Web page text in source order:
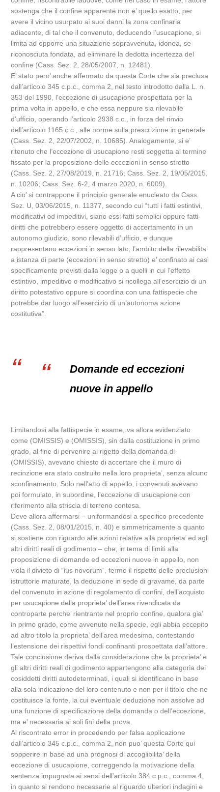
sostenga che il confine apparente non e’ quello esatto, per
avere il vicino usurpato ai suoi danni la zona confinaria
adiacente, di tal che il convenuto, deducendo l’usucapione, si
limita ad opporre una situazione sopravvenuta, idonea, se
riconosciuta fondata, ad eliminare la dedotta incertezza del
confine (Cass. Sez. 2, 28/05/2007, n. 12481).
E’ stato pero’ anche affermato da questa Corte che sia preclusa
dall’articolo 345 c.p.c., comma 2, nel testo introdotto dalla L. n.
353 del 1990, l’eccezione di usucapione prospettata per la
prima volta in appello, e che essa neppure sia rilevabile
d’ufficio, operando l’articolo 2938 c.c., in forza del rinvio
dell’articolo 1165 c.c., alle norme sulla prescrizione in generale
(Cass. Sez. 2, 22/07/2002, n. 10685). Analogamente, si e’
ritenuto che l’eccezione di usucapione resti soggetta al termine
fissato per la proposizione delle eccezioni in senso stretto
(Cass. Sez. 2, 27/08/2019, n. 21716; Cass. Sez. 2, 19/05/2015,
n. 10206; Cass. Sez. 6-2, 4 marzo 2020, n. 6009).
A cio’ si contrappone il principio generale enucleato da Cass.
Sez. U, 03/06/2015, n. 11377, secondo cui “tutti i fatti estintivi,
modificativi od impeditivi, siano essi fatti semplici oppure fatti-
diritti che potrebbero essere oggetto di accertamento in un
autonomo giudizio, sono rilevabili d’ufficio, e dunque
rappresentano eccezioni in senso lato; l’ambito della rilevabilita’
a istanza di parte (eccezioni in senso stretto) e’ confinato ai casi
specificamente previsti dalla legge o a quelli in cui l’effetto
estintivo, impeditivo o modificativo si ricollega all’esercizio di un
diritto potestativo oppure si coordina con una fattispecie che
potrebbe dar luogo all’esercizio di un’autonoma azione
costitutiva”.
Domande ed eccezioni
nuove in appello
Limitandosi alla fattispecie in esame, va allora evidenziato
come (OMISSIS) e (OMISSIS), sin dalla costituzione in primo
grado, al fine di pervenire al rigetto della domanda di
(OMISSIS), avevano chiesto di accertare che il muro di
recinzione era stato costruito nella loro proprieta’, senza alcuno
sconfinamento. Solo nell’atto di appello, i convenuti avevano
poi formulato, in subordine, l’eccezione di usucapione con
riferimento alla striscia di terreno contesa.
Deve allora affermarsi – uniformandosi a specifico precedente
(Cass. Sez. 2, 08/01/2015, n. 40) e simmetricamente a quanto
si sostiene con riguardo alle azioni relative alla proprieta’ ed agli
altri diritti reali di godimento – che, in tema di limiti alla
proposizione di domande ed eccezioni nuove in appello, non
viola il divieto di “ius novorum”, fermo il rispetto delle preclusioni
istruttorie maturate, la deduzione in sede di gravame, da parte
del convenuto in azione di regolamento di confini, dell’acquisto
per usucapione della proprieta’ dell’area rivendicata da
controparte perche’ rientrante nel proprio confine, qualora gia’
in primo grado, come avvenuto nella specie, egli abbia eccepito
ad altro titolo la proprieta’ dell’area medesima, contestando
l’estensione dei rispettivi fondi confinanti prospettata dall’attore.
Tale conclusione deriva dalla considerazione che la proprieta’ e
gli altri diritti reali di godimento appartengono alla categoria dei
cosiddetti diritti autodeterminati, i quali si identificano in base
alla sola indicazione del loro contenuto e non per il titolo che ne
costituisce la fonte, la cui eventuale deduzione non assolve ad
una funzione di specificazione della domanda o dell’eccezione,
ma e’ necessaria ai soli fini della prova.
Al riscontrato error in procedendo per falsa applicazione
dall’articolo 345 c.p.c., comma 2, non puo’ questa Corte qui
sopperire in base ad una prognosi di accoglibilita’ della
eccezione di usucapione, correggendo la motivazione della
sentenza impugnata ai sensi dell’articolo 384 c.p.c., comma 4,
in quanto si rendono necessarie al riguardo ulteriori indagini e